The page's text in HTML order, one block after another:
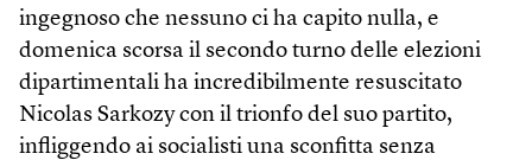
ingegnoso che nessuno ci ha capito nulla, e
domenica scorsa il secondo turno delle elezioni
dipartimentali ha incredibilmente resuscitato
Nicolas Sarkozy con il trionfo del suo partito,
infliggendo ai socialisti una sconfitta senza